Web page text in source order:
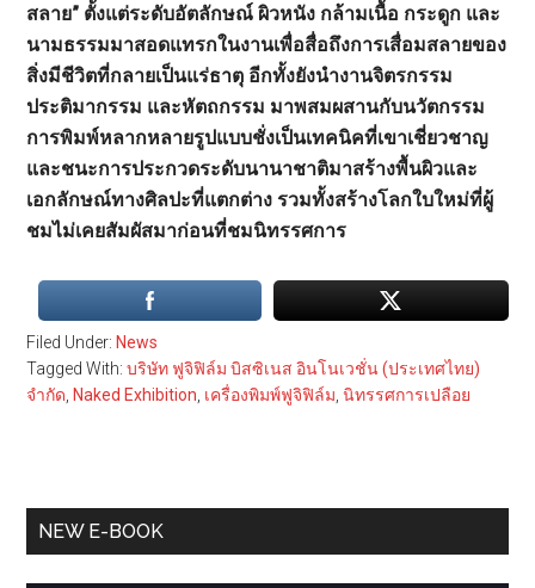
สลาย” ตั้งแต่ระดับอัตลักษณ์ ผิวหนัง กล้ามเนื้อ กระดูก และ
นามธรรมมาสอดแทรกในงานเพื่อสื่อถึงการเสื่อมสลายของ
สิ่งมีชีวิตที่กลายเป็นแร่ธาตุ อีกทั้งยังนำงานจิตรกรรม
ประติมากรรม และหัตถกรรม มาพสมผสานกับนวัตกรรม
การพิมพ์หลากหลายรูปแบบชั่งเป็นเทคนิคที่เขาเชี่ยวชาญ
และชนะการประกวดระดับนานาชาติมาสร้างพื้นผิวและ
เอกลักษณ์ทางศิลปะที่แตกต่าง รวมทั้งสร้างโลกใบใหม่ที่ผู้
ชมไม่เคยสัมผัสมาก่อนที่ชมนิทรรศการ
Filed Under: News
Tagged With:บริษัท ฟูจิฟิล์ม บิสซิเนส อินโนเวชั่น (ประเทศไทย)
จำกัด Naked Exhibition เครื่องพิมพ์ฟูจิฟิล์ม ,นิทรรศการเปลือย
Primary
NEW E-BOOK